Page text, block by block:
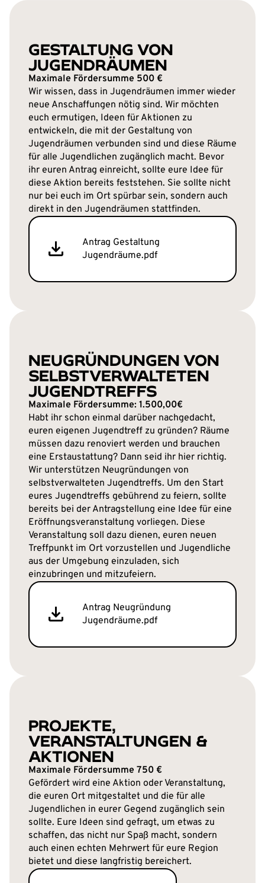
GESTALTUNG VON
JUGENDRÄUMEN
Maximale Fördersumme 500 €
Wir wissen, dass in Jugendräumen immer wieder
neue Anschaffungen nötig sind. Wir möchten
euch ermutigen, Ideen für Aktionen zu
entwickeln, die mit der Gestaltung von
Jugendräumen verbunden sind und diese Räume
für alle Jugendlichen zugänglich macht. Bevor
ihr euren Antrag einreicht, sollte eure Idee für
diese Aktion bereits feststehen. Sie sollte nicht
nur bei euch im Ort spürbar sein, sondern auch
direkt in den Jugendräumen stattfinden.
Antrag Gestaltung
Jugendräume.pdf
NEUGRÜNDUNGEN VON
SELBSTVERWALTETEN
JUGENDTREFFS
Maximale Fördersumme: 1.500,00€
Habt ihr schon einmal darüber nachgedacht,
euren eigenen Jugendtreff zu gründen? Räume
müssen dazu renoviert werden und brauchen
eine Erstaustattung? Dann seid ihr hier richtig.
Wir unterstützen Neugründungen von
selbstverwalteten Jugendtreffs. Um den Start
eures Jugendtreffs gebührend zu feiern, sollte
bereits bei der Antragstellung eine Idee für eine
Eröffnungsveranstaltung vorliegen. Diese
Veranstaltung soll dazu dienen, euren neuen
Treffpunkt im Ort vorzustellen und Jugendliche
aus der Umgebung einzuladen, sich
einzubringen und mitzufeiern.
Antrag Neugründung
Jugendräume.pdf
PROJEKTE,
VERANSTALTUNGEN &
AKTIONEN
Maximale Fördersumme 750 €
Gefördert wird eine Aktion oder Veranstaltung,
die euren Ort mitgestaltet und die für alle
Jugendlichen in eurer Gegend zugänglich sein
sollte. Eure Ideen sind gefragt, um etwas zu
schaffen, das nicht nur Spaß macht, sondern
auch einen echten Mehrwert für eure Region
bietet und diese langfristig bereichert.